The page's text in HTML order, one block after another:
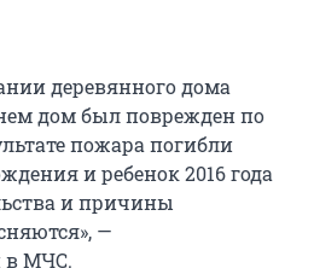
деревянного дома
дом был поврежден по
пожара погибли
и ребенок 2016 года
и причины
—
в МЧС.